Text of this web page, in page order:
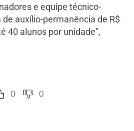
e equipe técnico-
auxílio-permanência de R$
40 alunos por unidade”,
0 0